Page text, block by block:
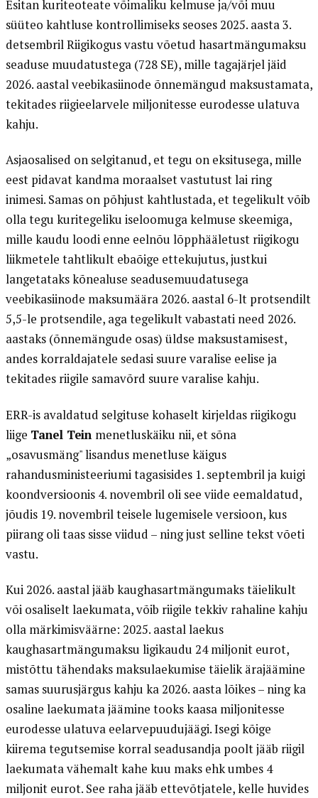
Esitan kuriteoteate võimaliku kelmuse ja/või muu
süüteo kahtluse kontrollimiseks seoses 2025. aasta 3.
detsembril Riigikogus vastu võetud hasartmängumaksu
seaduse muudatustega (728 SE), mille tagajärjel jäid
2026. aastal veebikasiinode õnnemängud maksustamata,
tekitades riigieelarvele miljonitesse eurodesse ulatuva
kahju.
Asjaosalised on selgitanud, et tegu on eksitusega, mille
eest pidavat kandma moraalset vastutust lai ring
inimesi. Samas on põhjust kahtlustada, et tegelikult võib
olla tegu kuritegeliku iseloomuga kelmuse skeemiga,
mille kaudu loodi enne eelnõu lõpphääletust riigikogu
liikmetele tahtlikult ebaõige ettekujutus, justkui
langetataks kõnealuse seadusemuudatusega
veebikasiinode maksumäära 2026. aastal 6-lt protsendilt
5,5-le protsendile, aga tegelikult vabastati need 2026.
aastaks (õnnemängude osas) üldse maksustamisest,
andes korraldajatele sedasi suure varalise eelise ja
tekitades riigile samavõrd suure varalise kahju.
ERR-is avaldatud selgituse kohaselt kirjeldas riigikogu
liige Tanel Tein menetluskäiku nii, et sõna
„osavusmäng" lisandus menetluse käigus
rahandusministeeriumi tagasisides 1. septembril ja kuigi
koondversioonis 4. novembril oli see viide eemaldatud,
jõudis 19. novembril teisele lugemisele versioon, kus
piirang oli taas sisse viidud – ning just selline tekst võeti
vastu.
Kui 2026. aastal jääb kaughasartmängumaks täielikult
või osaliselt laekumata, võib riigile tekkiv rahaline kahju
olla märkimisväärne: 2025. aastal laekus
kaughasartmängumaksu ligikaudu 24 miljonit eurot,
mistõttu tähendaks maksulaekumise täielik ärajäämine
samas suurusjärgus kahju ka 2026. aasta lõikes – ning ka
osaline laekumata jäämine tooks kaasa miljonitesse
eurodesse ulatuva eelarvepuudujäägi. Isegi kõige
kiirema tegutsemise korral seadusandja poolt jääb riigil
laekumata vähemalt kahe kuu maks ehk umbes 4
miljonit eurot. See raha jääb ettevõtjatele, kelle huvides